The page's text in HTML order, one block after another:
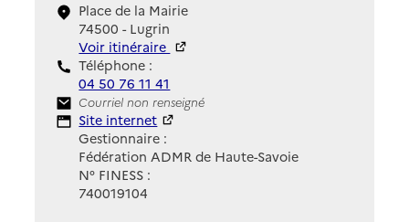
Place de la Mairie
74500 - Lugrin
Voir itinéraire
Téléphone :
04 50 76 11 41
Contact
Courriel non renseigné
Site Internet
Site internet
Gestionnaire :
Fédération ADMR de Haute-Savoie
N° FINESS :
740019104